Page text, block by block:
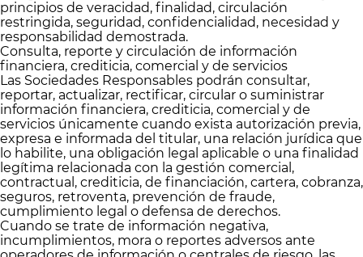
principios de veracidad, finalidad, circulación
restringida, seguridad, confidencialidad, necesidad y
responsabilidad demostrada.
Consulta, reporte y circulación de información
financiera, crediticia, comercial y de servicios
Las Sociedades Responsables podrán consultar,
reportar, actualizar, rectificar, circular o suministrar
información financiera, crediticia, comercial y de
servicios únicamente cuando exista autorización previa,
expresa e informada del titular, una relación jurídica que
lo habilite, una obligación legal aplicable o una finalidad
legítima relacionada con la gestión comercial,
contractual, crediticia, de financiación, cartera, cobranza,
seguros, retroventa, prevención de fraude,
cumplimiento legal o defensa de derechos.
Cuando se trate de información negativa,
incumplimientos, mora o reportes adversos ante